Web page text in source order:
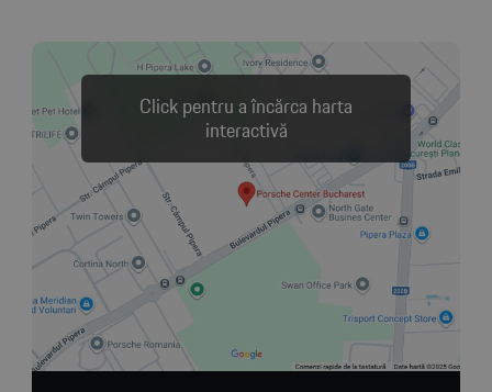
Click pentru a încărca harta
interactivă